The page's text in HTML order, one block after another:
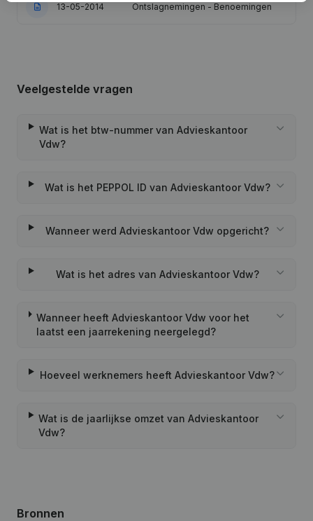
13-05-2014 Ontslagnemingen - Benoemingen
Veelgestelde vragen
Wat is het btw-nummer van Advieskantoor
Vdw?
Wat is het PEPPOL ID van Advieskantoor Vdw?
Wanneer werd Advieskantoor Vdw opgericht?
Wat is het adres van Advieskantoor Vdw?
Wanneer heeft Advieskantoor Vdw voor het
laatst een jaarrekening neergelegd?
Hoeveel werknemers heeft Advieskantoor Vdw?
Wat is de jaarlijkse omzet van Advieskantoor
Vdw?
Bronnen